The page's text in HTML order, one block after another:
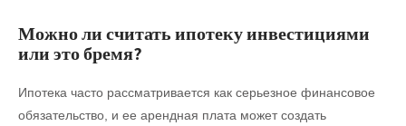
Можно ли считать ипотеку инвестициями
или это бремя?
Ипотека часто рассматривается как серьезное финансовое
обязательство, и ее арендная плата может создать